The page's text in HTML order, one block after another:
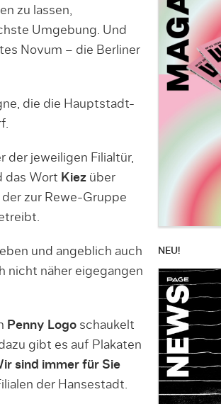
zu lassen,
Umgebung. Und
Novum – die Berliner
die die Hauptstadt-
jeweiligen Filialtür,
das Wort Kiezüber
zur Rewe-Gruppe
und angeblich auch
nicht näher eigegangen
Penny Logoschaukelt
gibt es auf Plakaten
sind immer für Sie
der Hansestadt.
NEU!